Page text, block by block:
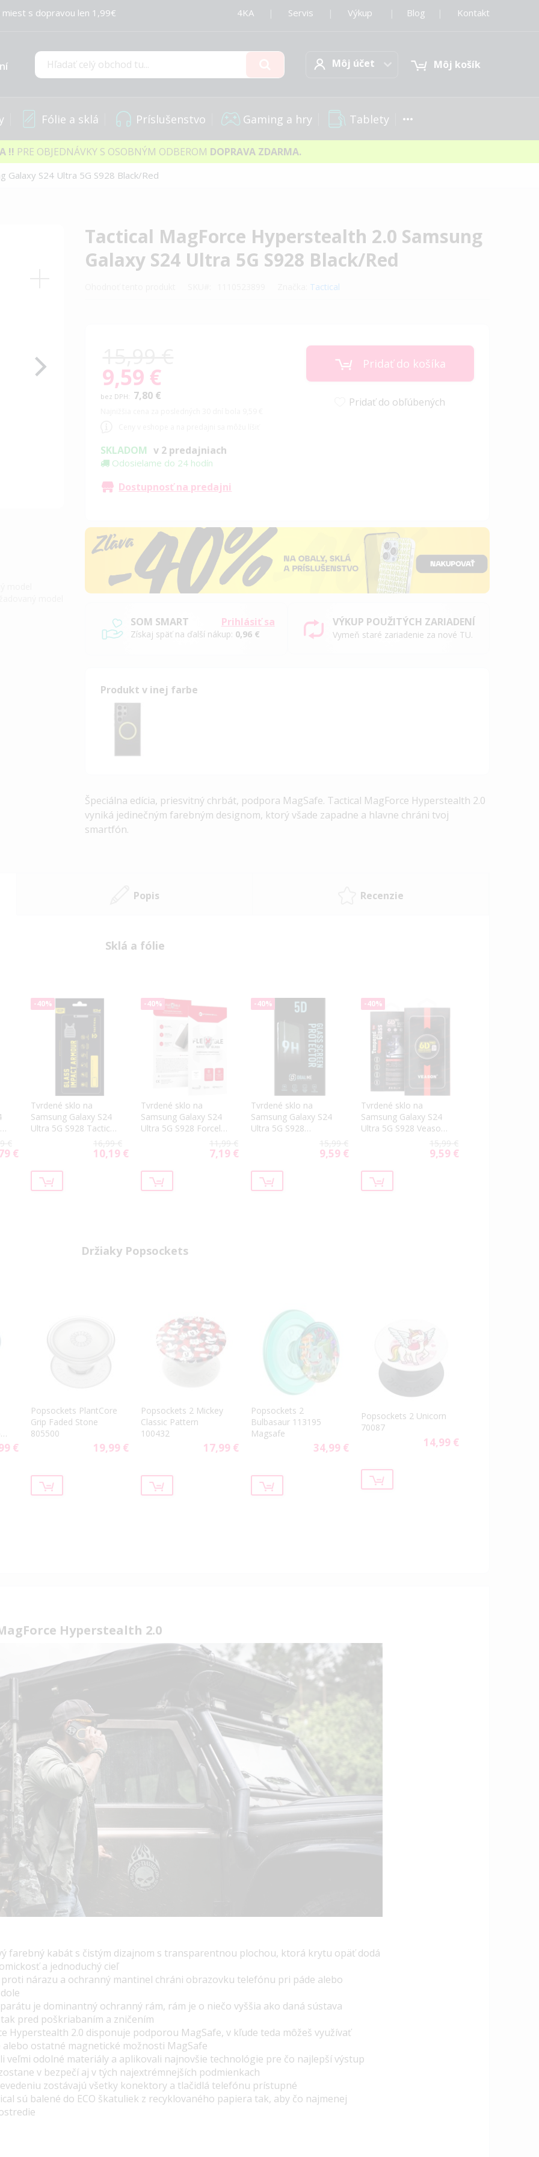
s dopravou len 1,99€ 4KA Servis Výkup Blog Kontakt
Hľadať
Môj účetMôj účet Môj košík
Fólie a sklá Príslušenstvo Gaming a hry Tablety
!! PRE OBJEDNÁVKY S OSOBNÝM ODBEROM DOPRAVA ZDARMA.
Galaxy S24 Ultra 5G S928 Black/Red
Tactical MagForce Hyperstealth 2.0 Samsung
Galaxy S24 Ultra 5G S928 Black/Red
Tactical
Special
Price
9,59 €
7,80 €
SKLADOM v 2 predajniach
Odosielame do 24 hodín
Dostupnosť na predajni
Pridať do košíka
Pridať do obľúbených
Prihlásiť sa
SOM SMART
Získaj späť na ďalší nákup: 0,96 €
VÝKUP POUŽITÝCH ZARIADENÍ
Vymeň staré zariadenie za nové TU.
Produkt v inej farbe
Špeciálna edícia, priesvitný chrbát, podpora MagSafe. Tactical MagForce Hyperstealth 2.0
vyniká jedinečným farebným designom, ktorý všade zapadne a hlavne chráni tvoj
smartfón.
Popis Recenzie
Sklá a fólie
€
€
-40%
Tvrdené sklo na
Samsung Galaxy S24
Ultra 5G S928 Tactical
celotvárové čierne
16,99 €
Special
10,19 €
-40%
Tvrdené sklo na
Samsung Galaxy S24
Ultra 5G S928 Forcell
11,99 €
Special
7,19 €
-40%
Tvrdené sklo na
Samsung Galaxy S24
Ultra 5G S928
celotvárové čierne
15,99 €
Special
9,59 €
-40%
Tvrdené sklo na
Samsung Galaxy S24
Ultra 5G S928 Veason
6D Pro celotvárové15,99 €
Special
9,59 €
Držiaky Popsockets
€
Popsockets PlantCore
Grip Faded Stone
805500
19,99 €
Popsockets 2 Mickey
Classic Pattern
100432
17,99 €
Popsockets 2
Bulbasaur 113195
Magsafe
34,99 €
Popsockets 2 Unicorn
70087
14,99 €
Hyperstealth 2.0
farebný kabát s čistým dizajnom s transparentnou plochou, ktorá krytu opäť dodá
a jednoduchý cieľ
nárazu a ochranný mantinel chráni obrazovku telefónu pri páde alebo
je dominantný ochranný rám, rám je o niečo vyššia ako daná sústava
pred poškriabaním a zničením
Hyperstealth 2.0 disponuje podporou MagSafe, v kľude teda môžeš využívať
ostatné magnetické možnosti MagSafe
veľmi odolné materiály a aplikovali najnovšie technológie pre čo najlepší výstup
v bezpečí aj v tých najextrémnejších podmienkach
zostávajú všetky konektory a tlačidlá telefónu prístupné
sú balené do ECO škatuliek z recyklovaného papiera tak, aby čo najmenej